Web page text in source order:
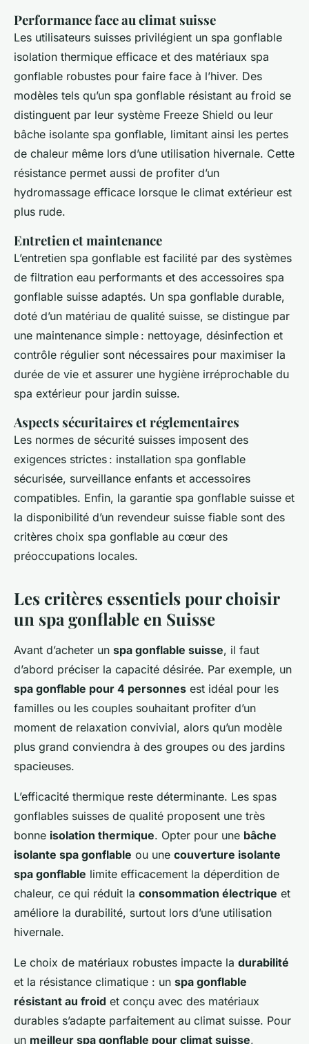
Performance face au climat suisse
Les utilisateurs suisses privilégient un spa gonflable
isolation thermique efficace et des matériaux spa
gonflable robustes pour faire face à l’hiver. Des
modèles tels qu’un spa gonflable résistant au froid se
distinguent par leur système Freeze Shield ou leur
bâche isolante spa gonflable, limitant ainsi les pertes
de chaleur même lors d’une utilisation hivernale. Cette
résistance permet aussi de profiter d’un
hydromassage efficace lorsque le climat extérieur est
plus rude.
Entretien et maintenance
L’entretien spa gonflable est facilité par des systèmes
de filtration eau performants et des accessoires spa
gonflable suisse adaptés. Un spa gonflable durable,
doté d’un matériau de qualité suisse, se distingue par
une maintenance simple : nettoyage, désinfection et
contrôle régulier sont nécessaires pour maximiser la
durée de vie et assurer une hygiène irréprochable du
spa extérieur pour jardin suisse.
Aspects sécuritaires et réglementaires
Les normes de sécurité suisses imposent des
exigences strictes : installation spa gonflable
sécurisée, surveillance enfants et accessoires
compatibles. Enfin, la garantie spa gonflable suisse et
la disponibilité d’un revendeur suisse fiable sont des
critères choix spa gonflable au cœur des
préoccupations locales.
Les critères essentiels pour choisir
un spa gonflable en Suisse
Avant d’acheter un spa gonflable suisse, il faut
d’abord préciser la capacité désirée. Par exemple, un
spa gonflable pour 4 personnes est idéal pour les
familles ou les couples souhaitant profiter d’un
moment de relaxation convivial, alors qu’un modèle
plus grand conviendra à des groupes ou des jardins
spacieuses.
L’efficacité thermique reste déterminante. Les spas
gonflables suisses de qualité proposent une très
bonne isolation thermique. Opter pour une bâche
isolante spa gonflable ou une couverture isolante
spa gonflable limite efficacement la déperdition de
chaleur, ce qui réduit la consommation électrique et
améliore la durabilité, surtout lors d’une utilisation
hivernale.
Le choix de matériaux robustes impacte la durabilité
et la résistance climatique : un spa gonflable
résistant au froid et conçu avec des matériaux
durables s’adapte parfaitement au climat suisse. Pour
un meilleur spa gonflable pour climat suisse,